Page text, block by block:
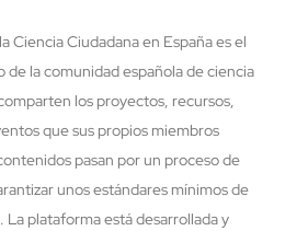
Ciencia Ciudadana en España es el
la comunidad española de ciencia
los proyectos, recursos,
que sus propios miembros
pasan por un proceso de
unos estándares mínimos de
La plataforma está desarrollada y